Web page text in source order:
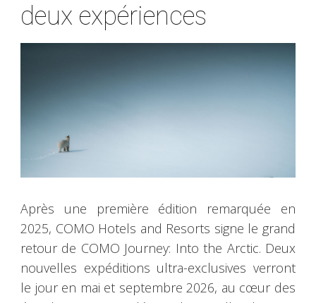
deux expériences
Après une première édition remarquée en
2025, COMO Hotels and Resorts signe le grand
retour de COMO Journey: Into the Arctic. Deux
nouvelles expéditions ultra-exclusives verront
le jour en mai et septembre 2026, au cœur des